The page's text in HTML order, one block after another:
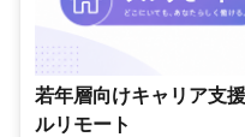
若年層向けキャリア支
ルリモート